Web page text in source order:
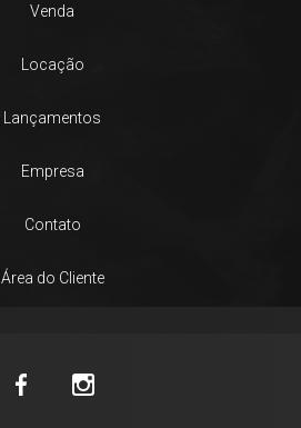
Venda
Locação
Lançamentos
Empresa
Contato
Área do Cliente